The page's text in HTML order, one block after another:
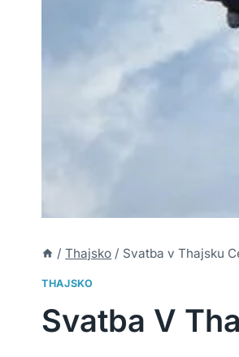
/ Thajsko / Svatba v Thajsku
THAJSKO
Svatba V